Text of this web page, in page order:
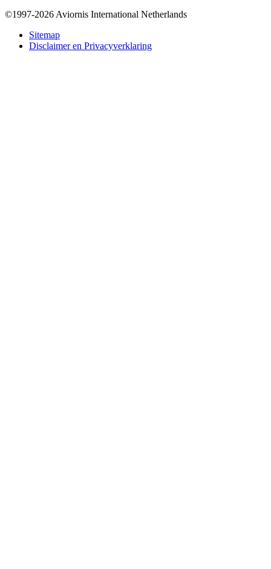
Bottom
©1997-2026 Aviornis International Netherlands
Sitemap
Disclaimer en Privacyverklaring